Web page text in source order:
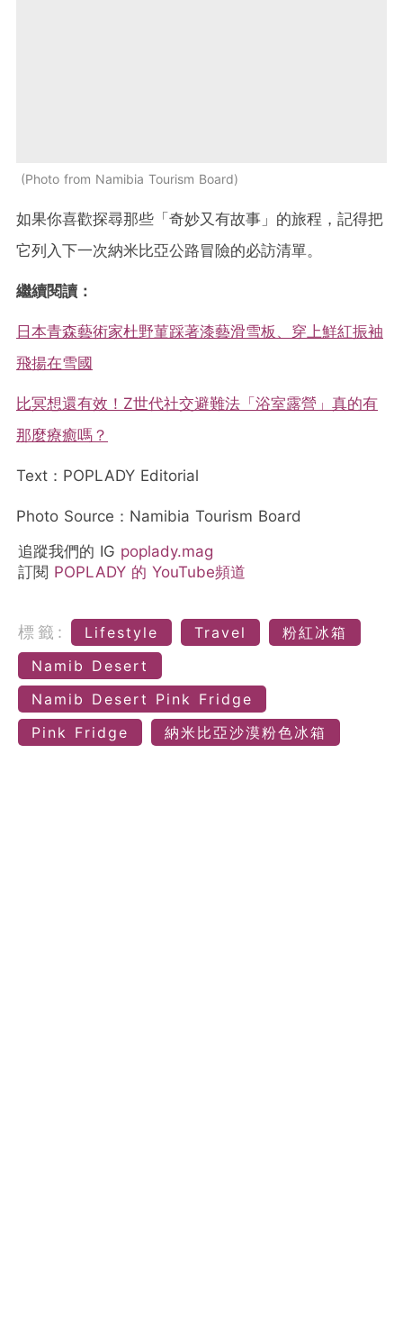
Photo from Namibia Tourism Board
如果你喜歡探尋那些「奇妙又有故事」的旅程，記得把
它列入下一次納米比亞公路冒險的必訪清單。
繼續閱讀：
日本青森藝術家杜野菫踩著漆藝滑雪板、穿上鮮紅振袖
飛揚在雪國
比冥想還有效！Z世代社交避難法「浴室露營」真的有
那麼療癒嗎？
Text：POPLADY Editorial
Photo Source：Namibia Tourism Board
追蹤我們的 IG poplady.mag
訂閱 POPLADY 的 YouTube頻道
標籤: Lifestyle Travel
粉紅冰箱
Namib Desert
Namib Desert Pink Fridge
Pink Fridge
納米比亞沙漠粉色冰箱